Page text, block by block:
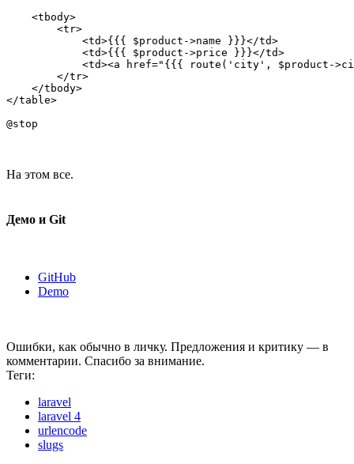
    <tbody>
        <tr>
            <td>{{{ $product->name }}}</td>
            <td>{{{ $product->price }}}</td>
<td><a href="{{{ route('city', $product-
        </tr>
    </tbody>
</table>
На этом все.
Демо и Git
GitHub
Demo
Ошибки, как обычно в личку. Предложения и критику — в
комментарии. Спасибо за внимание.
Теги:
laravel
laravel 4
urlencode
slugs